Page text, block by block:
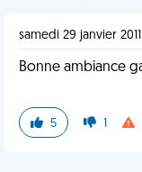
samedi 29 janvier
Bonne ambiance
5 1